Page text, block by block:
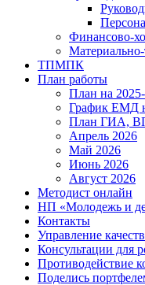
Финансово-
ТПМПК
План работы
План на
График ЕМД
План ГИА,
Апрель 2026
Май 2026
Июнь 2026
Август 2026
Методист онлайн
НП «Молодежь и
Контакты
Управление
Консультации для
Противодействие
Поделись